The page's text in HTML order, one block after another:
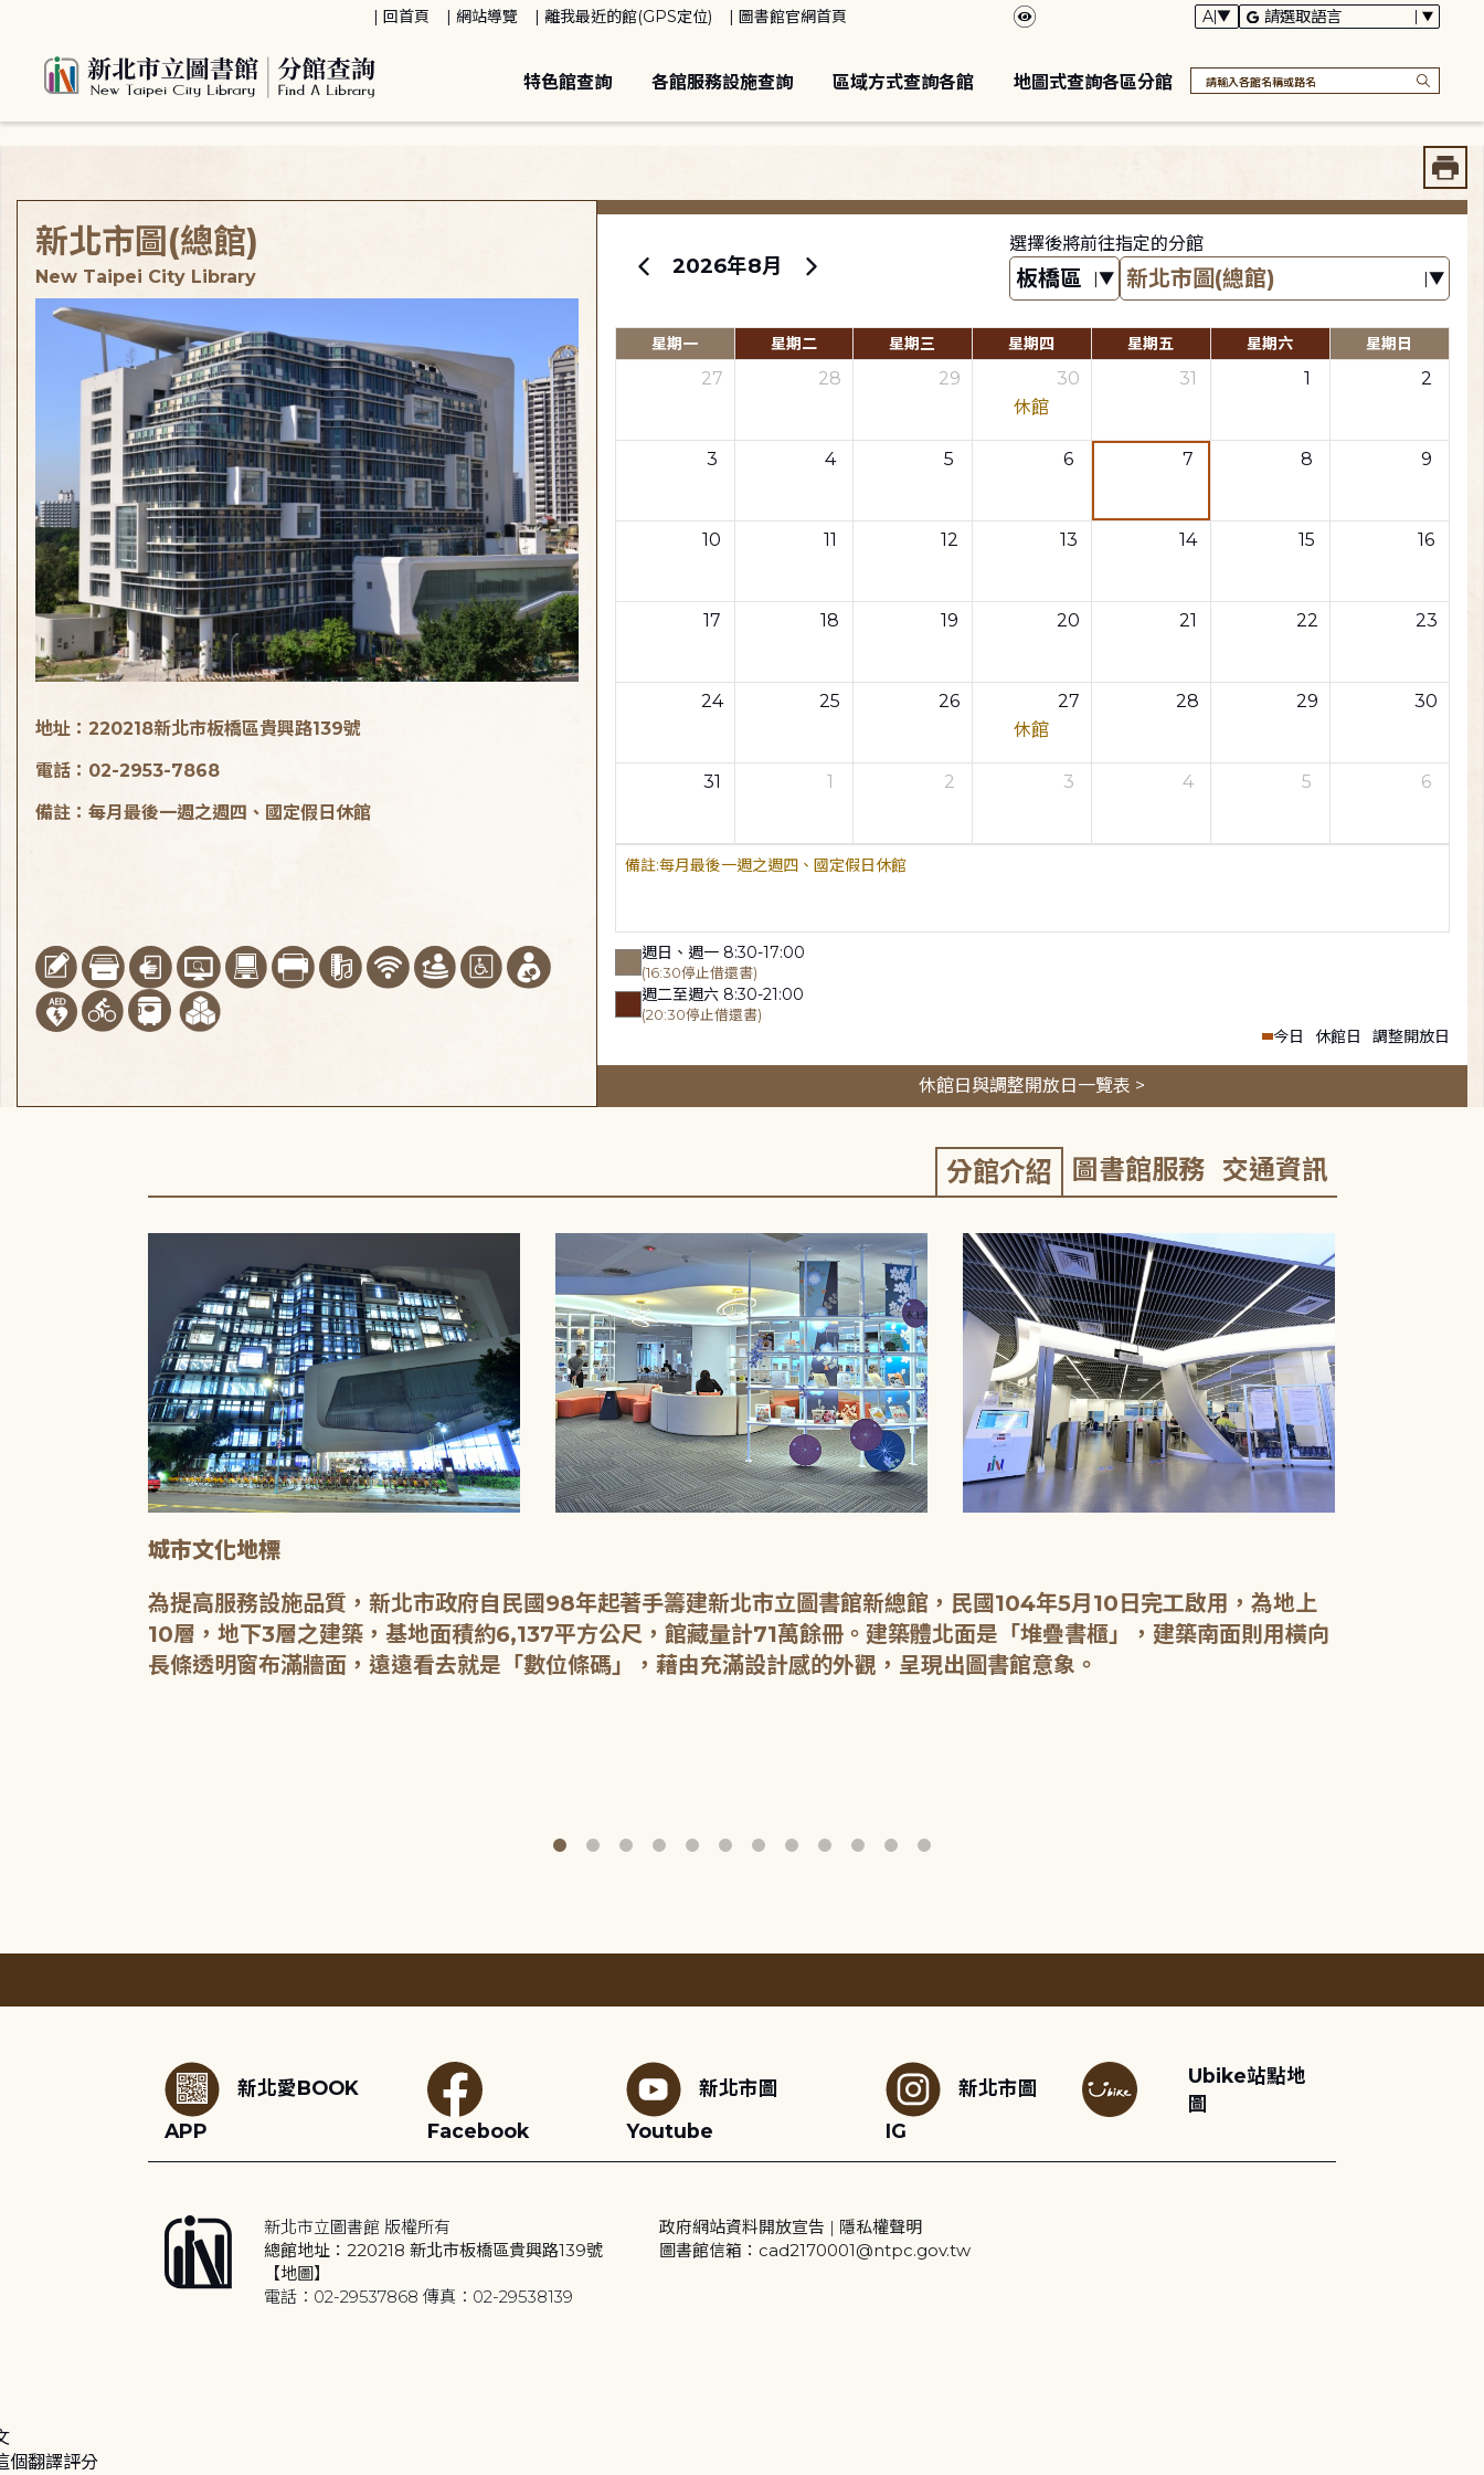
回首頁 網站導覽 離我最近的館(GPS定位) 圖書館官網首頁
特色館查詢 各館服務設施查詢 區域方式查詢各館 地圖式查詢各區分館
2026年8月
選擇後將前往指定的分館
星期一 星期二 星期三 星期四 星期五 星期六 星期日
27 28 29
30
休館
31 1 2
3 4 5 6 7 8 9
10 11 12 13 14 15 16
17 18 19 20 21 22 23
24 25 26
27
休館
28 29 30
31 1 2 3 4 5 6
每月最後一週之週四、國定假日休館
週日、週一 8:30-17:00
(16:30停止借還書)
週二至週六 8:30-21:00
(20:30停止借還書)
今日 休館日 調整開放日
休館日與調整開放日一覽表 >
新北市圖(總館)
New Taipei City Library
地址：220218新北市板橋區貴興路139號
電話：02-2953-7868
備註：每月最後一週之週四、國定假日休館
分館介紹 圖書館服務 交通資訊
城市文化地標
為提高服務設施品質，新北市政府自民國98年起著手籌建新北市立圖書館新總館，民國104年5月10日完工啟用，為地上
10層，地下3層之建築，基地面積約6,137平方公尺，館藏量計71萬餘冊。建築體北面是「堆疊書櫃」，建築南面則用橫向
長條透明窗布滿牆面，遠遠看去就是「數位條碼」，藉由充滿設計感的外觀，呈現出圖書館意象。
新北愛BOOK
APP
Facebook
新北市圖
Youtube
新北市圖
IG
Ubike站點地
圖
新北市立圖書館 版權所有
總館地址：220218 新北市板橋區貴興路139號
【地圖】
電話：02-29537868 傳真：02-29538139
政府網站資料開放宣告 | 隱私權聲明
圖書館信箱：cad2170001@ntpc.gov.tw
個翻譯評分